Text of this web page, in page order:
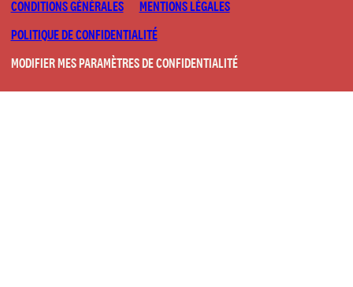
CONDITIONS GÉNÉRALES
MENTIONS LÉGALES
POLITIQUE DE CONFIDENTIALITÉ
MODIFIER MES PARAMÈTRES DE CONFIDENTIALITÉ